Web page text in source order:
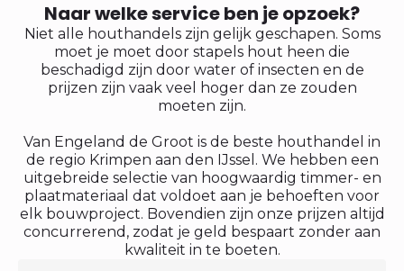
Naar welke service ben je opzoek?
Niet alle houthandels zijn gelijk geschapen. Soms
moet je moet door stapels hout heen die
beschadigd zijn door water of insecten en de
prijzen zijn vaak veel hoger dan ze zouden
moeten zijn.
Van Engeland de Groot is de beste houthandel in
de regio Krimpen aan den IJssel. We hebben een
uitgebreide selectie van hoogwaardig timmer- en
plaatmateriaal dat voldoet aan je behoeften voor
elk bouwproject. Bovendien zijn onze prijzen altijd
concurrerend, zodat je geld bespaart zonder aan
kwaliteit in te boeten.